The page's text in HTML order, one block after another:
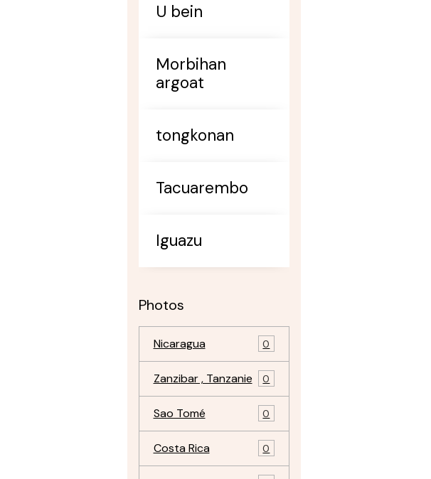
U bein
Morbihan
argoat
tongkonan
Tacuarembo
Iguazu
Photos
Nicaragua 0
Zanzibar , Tanzanie 0
Sao Tomé 0
Costa Rica 0